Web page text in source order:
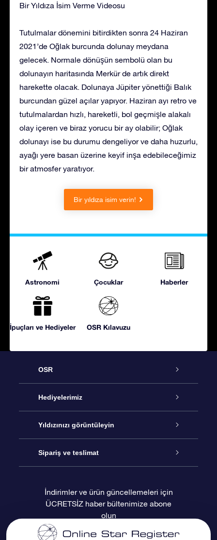
Bir Yıldıza İsim Verme Videosu
Tutulmalar dönemini bitirdikten sonra 24 Haziran
2021’de Oğlak burcunda dolunay meydana
gelecek. Normale dönüşün sembolü olan bu
dolunayın haritasında Merkür de artık direkt
harekette olacak. Dolunaya Jüpiter yönettiği Balık
burcundan güzel açılar yapıyor. Haziran ayı retro ve
tutulmalardan hızlı, hareketli, bol geçmişle alakalı
olay içeren ve biraz yorucu bir ay olabilir; Oğlak
dolunayı ise bu durumu dengeliyor ve daha huzurlu,
ayağı yere basan üzerine keyif inşa edebileceğimiz
bir atmosfer yaratıyor.
Bir yıldıza isim verin!
Astronomi Çocuklar Haberler
İpuçları ve Hediyeler OSR Kılavuzu
OSR
Hizmet
İletişim
Blogu
Değerlendirmeler
Hediyelerimiz
Çevrimiçi Yıldız Hediyesi
OSR Hediye Paketi
OSR Hediye Kartı
Kurumsal hediyeler
Yıldızınızı görüntüleyin
Star Register
Kişiselleştirilmiş Yıldız Sayfası
Bir Milyon Yıldız
Sipariş ve teslimat
Ödeme bilgileri
Sevkiyat bilgileri
İndirimler ve ürün güncellemeleri için
ÜCRETSİZ haber bültenimize abone
olun